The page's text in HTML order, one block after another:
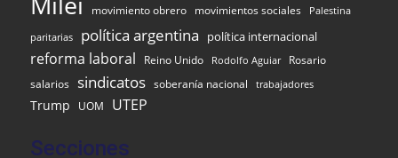
movimiento obrero movimientos sociales Palestina
paritarias política argentina política internacional
reforma laboral Reino Unido Rodolfo Aguiar Rosario
salarios sindicatos soberanía nacional trabajadores
Trump UOM UTEP
Secciones